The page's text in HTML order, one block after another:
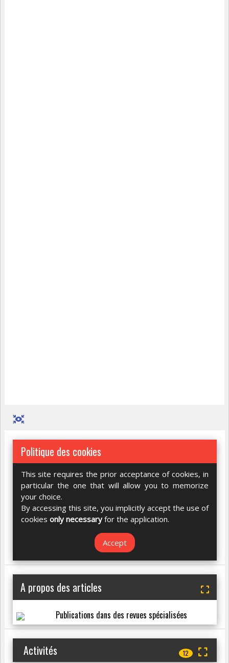
Politique des cookies
This site requires the prior acceptance of cookies, in
particular the one that will allow you to memorize
your choice.
By accessing this site, you implicitly accept the use of
cookies only necessaryfor the application.
Accept
A propos des articles
Publications dans des revues spécialisées
Activités 12